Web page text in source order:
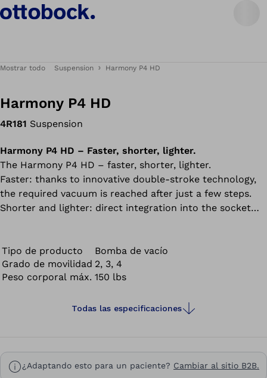
Mostrar todo Suspension Harmony P4 HD
Harmony P4 HD
4R181 Suspension
Harmony P4 HD – Faster, shorter, lighter.
The Harmony P4 HD – faster, shorter, lighter.
Faster: thanks to innovative double-stroke technology,
the required vacuum is reached after just a few steps.
Shorter and lighter: direct integration into the socket
necessary.
Tipo de producto
Bomba de vacío
Grado de movilidad 2, 3, 4
Peso corporal máx. 150 lbs
Todas las especificaciones
¿Adaptando esto para un paciente? Cambiar al sitio B2B.